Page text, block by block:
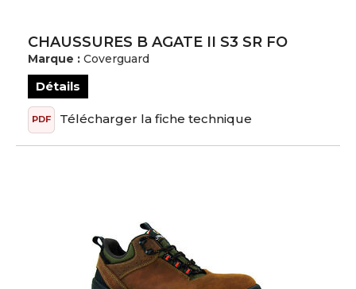
CHAUSSURES B AGATE II S3 SR FO
Marque : Coverguard
Détails
PDF Télécharger la fiche technique